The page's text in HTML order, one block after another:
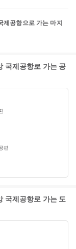
공항으로 가는 마지
국제공항로 가는 공
편
국제공항로 가는 도